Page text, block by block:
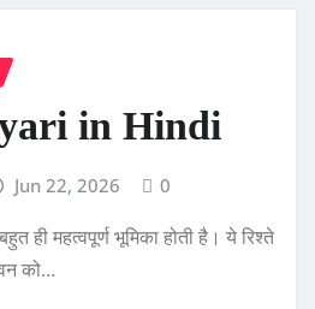
in Hindi
Jun 22, 2026 0
ही महत्वपूर्ण भूमिका होती है। ये रिश्ते
को…